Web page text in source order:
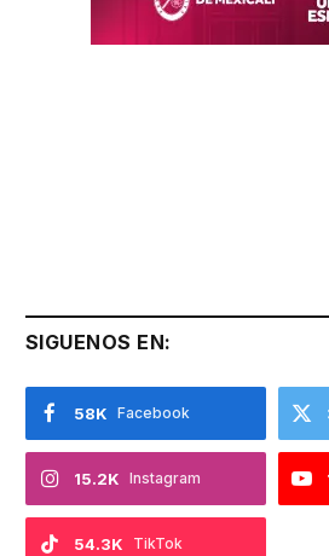
SIGUENOS EN:
Facebook
58K
Instagram
15.2K
TikTok
54.3K